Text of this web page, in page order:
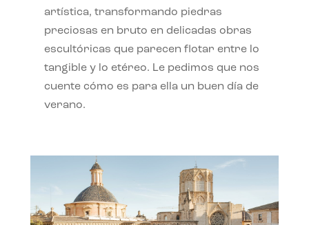
artística, transformando piedras
preciosas en bruto en delicadas obras
escultóricas que parecen flotar entre lo
tangible y lo etéreo. Le pedimos que nos
cuente cómo es para ella un buen día de
verano.